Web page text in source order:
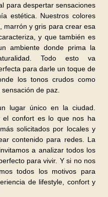
para despertar sensaciones
estética. Nuestros colores
marrón y gris para crear esa
y que también es
ambiente donde prima la
Todo esto va
para darle un toque de
los tonos crudos como
de paz.
lugar único en la ciudad.
el confort es lo que nos ha
solicitados por locales y
contenido para redes. La
a analizar todos los
para vivir. Y si no nos
todos los motivos para
de lifestyle, confort y